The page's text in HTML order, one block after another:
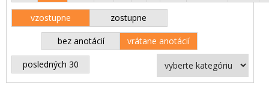
vzostupne zostupne
bez anotácií vrátane anotácií
posledných 30